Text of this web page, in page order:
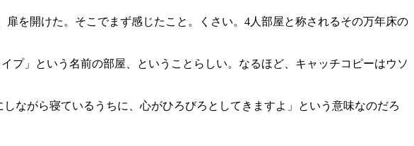
を開けた。そこでまず感じたこと。くさい。4人部屋と称されるその万年床の
プ」という名前の部屋、ということらしい。なるほど、キャッチコピーはウソ
ながら寝ているうちに、心がひろびろとしてきますよ」という意味なのだろ